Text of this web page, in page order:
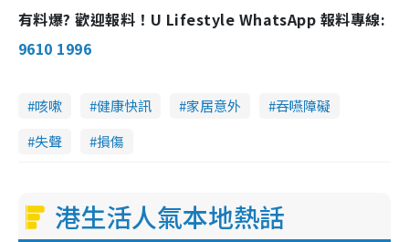
有料爆? 歡迎報料！U Lifestyle WhatsApp 報料專線:
9610 1996
咳嗽 健康快訊 家居意外
吞嚥障礙
失聲
損傷
港生活人氣本地熱話